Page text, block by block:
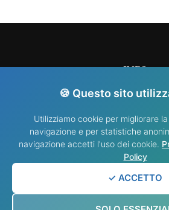
INFO
🍪 Questo sito
Utilizziamo cookie per migliorare
navigazione e per statistiche
navigazione accetti l'uso dei cookie.
Policy
✓ ACCETTO